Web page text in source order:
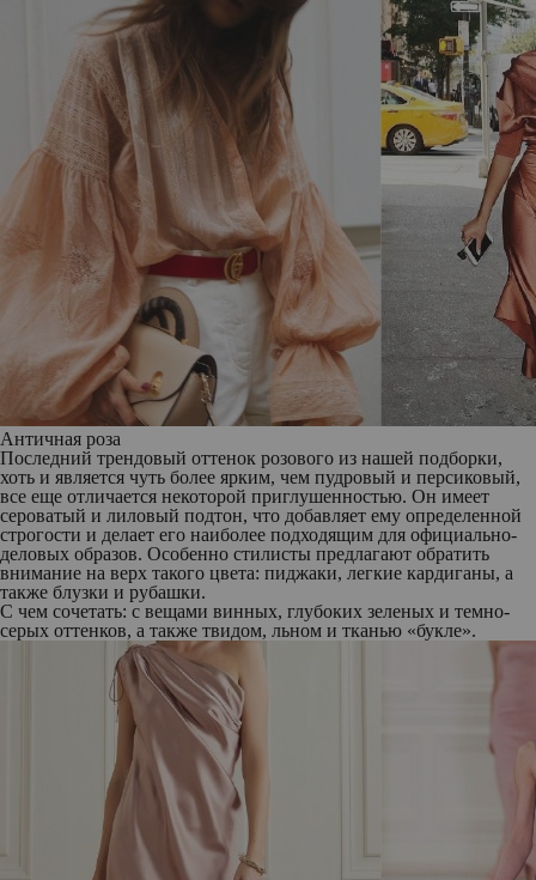
Античная роза
Последний трендовый оттенок розового из нашей подборки,
хоть и является чуть более ярким, чем пудровый и персиковый,
все еще отличается некоторой приглушенностью. Он имеет
сероватый и лиловый подтон, что добавляет ему определенной
строгости и делает его наиболее подходящим для официально-
деловых образов. Особенно стилисты предлагают обратить
внимание на верх такого цвета: пиджаки, легкие кардиганы, а
также блузки и рубашки.
С чем сочетать: с вещами винных, глубоких зеленых и темно-
серых оттенков, а также твидом, льном и тканью «букле».